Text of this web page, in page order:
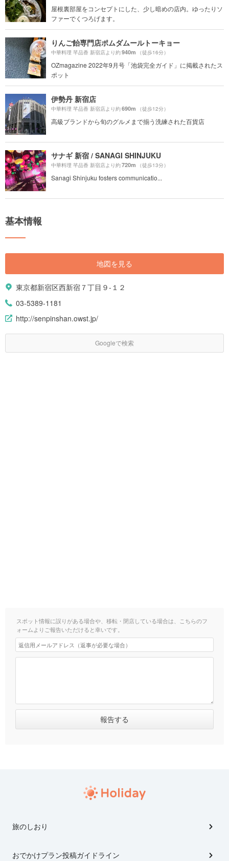
屋根裏部屋をコンセプトにした、少し暗めの店内。ゆったりソ
ファーでくつろげます。
りんご飴専門店ポムダムールトーキョー
中華料理 芊品香 新宿店より約940m （徒歩16分）
OZmagazine 2022年9月号「池袋完全ガイド」に掲載されたス
ポット
伊勢丹 新宿店
中華料理 芊品香 新宿店より約690m （徒歩12分）
高級ブランドから旬のグルメまで揃う洗練された百貨店
サナギ 新宿 / SANAGI SHINJUKU
中華料理 芊品香 新宿店より約720m （徒歩13分）
Sanagi Shinjuku fosters communicatio...
基本情報
地図を見る
東京都新宿区西新宿７丁目９-１２
03-5389-1181
http://senpinshan.owst.jp/
Googleで検索
スポット情報に誤りがある場合や、移転・閉店している場合は、こちらのフ
ォームよりご報告いただけると幸いです。
旅のしおり
おでかけプラン投稿ガイドライン